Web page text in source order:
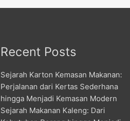
Recent Posts
Sejarah Karton Kemasan Makanan:
Perjalanan dari Kertas Sederhana
hingga Menjadi Kemasan Modern
Sejarah Makanan Kaleng: Dari